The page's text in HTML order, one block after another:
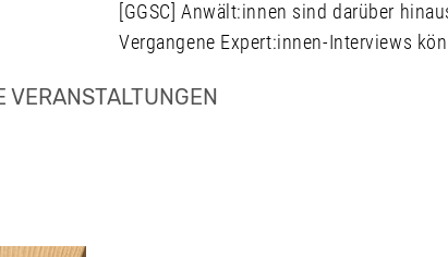
[GGSC] Anwält:innen sind darüber
Vergangene Expert:innen-Interviews
VERANSTALTUNGEN